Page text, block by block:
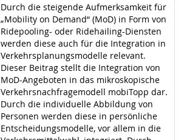
Durch die steigende Aufmerksamkeit für
„Mobility on Demand“ (MoD) in Form von
Ridepooling- oder Ridehailing-Diensten
werden diese auch für die Integration in
Verkehrsplanungsmodelle relevant.
Dieser Beitrag stellt die Integration von
MoD-Angeboten in das mikroskopische
Verkehrsnachfragemodell mobiTopp dar.
Durch die individuelle Abbildung von
Personen werden diese in persönliche
Entscheidungsmodelle, vor allem in die